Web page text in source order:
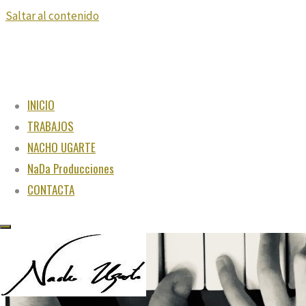
Saltar al contenido
INICIO
TRABAJOS
NACHO UGARTE
NaDa Producciones
CONTACTA
"Juega